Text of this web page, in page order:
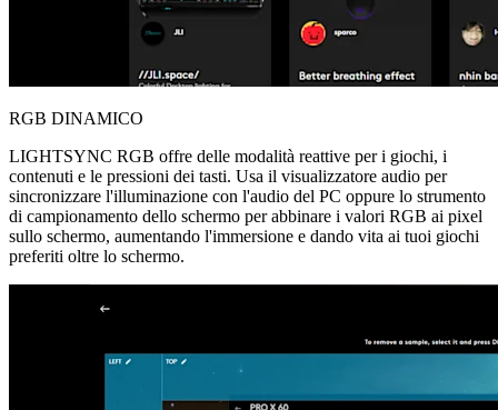
RGB DINAMICO
LIGHTSYNC RGB offre delle modalità reattive per i giochi, i
contenuti e le pressioni dei tasti. Usa il visualizzatore audio per
sincronizzare l'illuminazione con l'audio del PC oppure lo strumento
di campionamento dello schermo per abbinare i valori RGB ai pixel
sullo schermo, aumentando l'immersione e dando vita ai tuoi giochi
preferiti oltre lo schermo.